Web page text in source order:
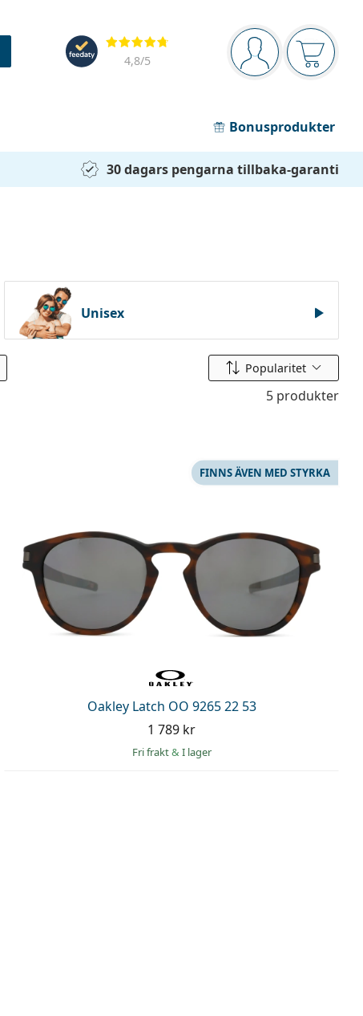
Navigeringsmeny
Du är inloggad
Recensioner
4,8/5
Bonusprodukter
30 dagars pengarna tillbaka-garanti
Unisex
Sortera efter
Popularitet
5 produkter
Oakley Latch OO 9265 22 53
FINNS ÄVEN MED STYRKA
1 789 kr
Fri frakt& I lager